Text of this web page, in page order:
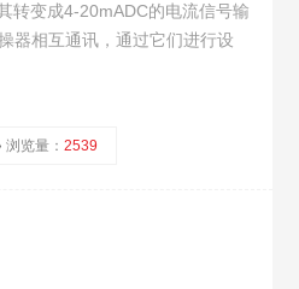
转变成4-20mADC的电流信号输
器相互通讯，通过它们进行设
浏览量：2539